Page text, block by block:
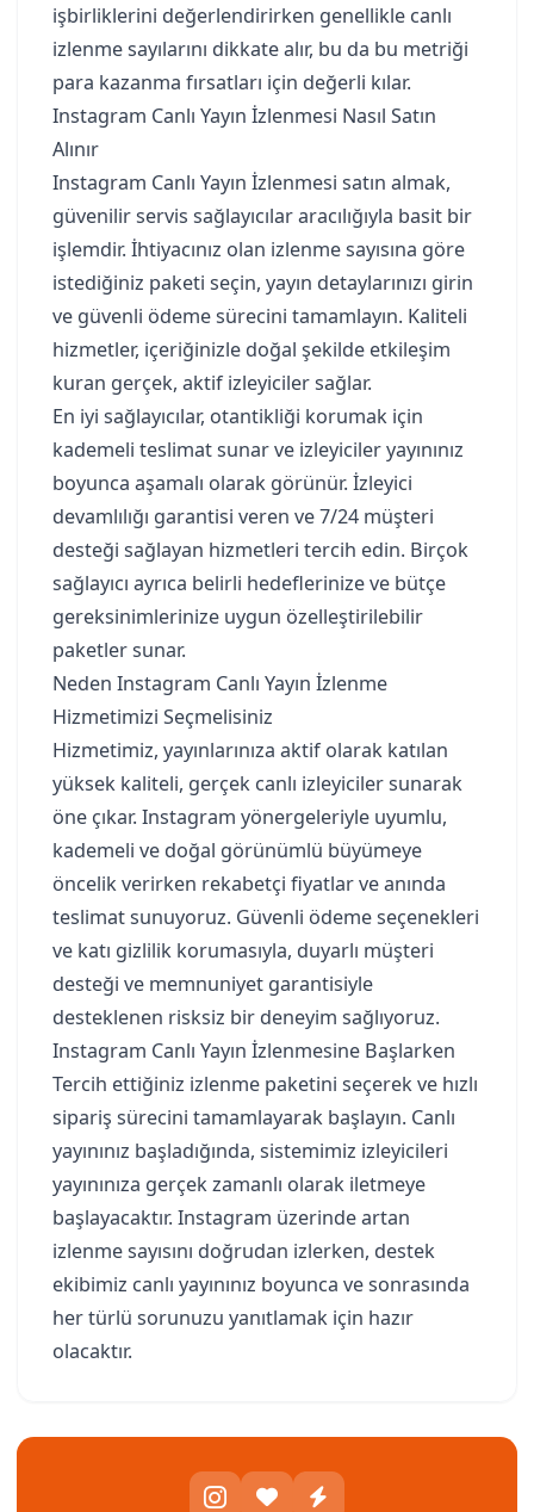
işbirliklerini değerlendirirken genellikle canlı
izlenme sayılarını dikkate alır, bu da bu metriği
para kazanma fırsatları için değerli kılar.
Instagram Canlı Yayın İzlenmesi Nasıl Satın
Alınır
Instagram Canlı Yayın İzlenmesi satın almak,
güvenilir servis sağlayıcılar aracılığıyla basit bir
işlemdir. İhtiyacınız olan izlenme sayısına göre
istediğiniz paketi seçin, yayın detaylarınızı girin
ve güvenli ödeme sürecini tamamlayın. Kaliteli
hizmetler, içeriğinizle doğal şekilde etkileşim
kuran gerçek, aktif izleyiciler sağlar.
En iyi sağlayıcılar, otantikliği korumak için
kademeli teslimat sunar ve izleyiciler yayınınız
boyunca aşamalı olarak görünür. İzleyici
devamlılığı garantisi veren ve 7/24 müşteri
desteği sağlayan hizmetleri tercih edin. Birçok
sağlayıcı ayrıca belirli hedeflerinize ve bütçe
gereksinimlerinize uygun özelleştirilebilir
paketler sunar.
Neden Instagram Canlı Yayın İzlenme
Hizmetimizi Seçmelisiniz
Hizmetimiz, yayınlarınıza aktif olarak katılan
yüksek kaliteli, gerçek canlı izleyiciler sunarak
öne çıkar. Instagram yönergeleriyle uyumlu,
kademeli ve doğal görünümlü büyümeye
öncelik verirken rekabetçi fiyatlar ve anında
teslimat sunuyoruz. Güvenli ödeme seçenekleri
ve katı gizlilik korumasıyla, duyarlı müşteri
desteği ve memnuniyet garantisiyle
desteklenen risksiz bir deneyim sağlıyoruz.
Instagram Canlı Yayın İzlenmesine Başlarken
Tercih ettiğiniz izlenme paketini seçerek ve hızlı
sipariş sürecini tamamlayarak başlayın. Canlı
yayınınız başladığında, sistemimiz izleyicileri
yayınınıza gerçek zamanlı olarak iletmeye
başlayacaktır. Instagram üzerinde artan
izlenme sayısını doğrudan izlerken, destek
ekibimiz canlı yayınınız boyunca ve sonrasında
her türlü sorunuzu yanıtlamak için hazır
olacaktır.